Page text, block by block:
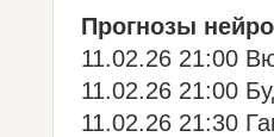
Прогнозы
11.02.26 21:00
11.02.26 21:00
11.02.26 21:30